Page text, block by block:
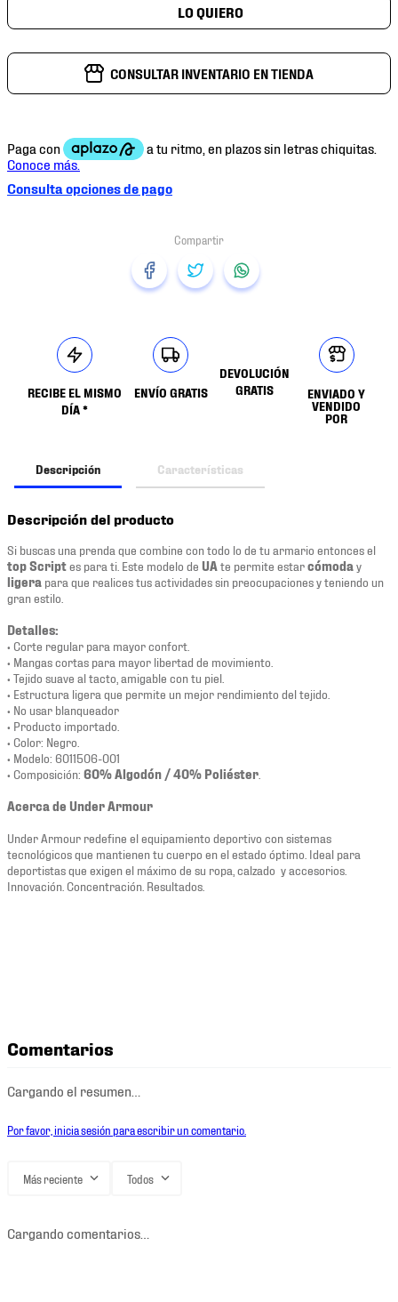
CONSULTAR INVENTARIO EN TIENDA
Consulta opciones de pago
RECIBE EL MISMO
DÍA *
ENVÍO GRATIS
DEVOLUCIÓN
GRATIS
ENVIADO Y
VENDIDO
POR
Descripción Características
Descripción del producto
Si buscas una prenda que combine con todo lo de tu armario entonces el
top Scriptes para ti. Este modelo de UA te permite estarcómoda y
ligera para que realices tus actividades sin preocupaciones y teniendo un
gran estilo.
Detalles:
• Corte regular para mayor confort.
• Mangas cortas para mayor libertad de movimiento.
• Tejido suave al tacto, amigable con tu piel.
• Estructura ligera que permite un mejor rendimiento del tejido.
• No usar blanqueador
• Producto importado.
• Color: Negro.
• Modelo: 6011506-001
• Composición: 60% Algodón / 40% Poliéster
Acerca de Under Armour
Under Armour redefine el equipamiento deportivo con sistemas
tecnológicos que mantienen tu cuerpo en el estado óptimo. Ideal para
deportistas que exigen el máximo de su ropa, calzado y accesorios.
Innovación. Concentración. Resultados.
Comentarios
Cargando el resumen…
Por favor, inicia sesión para escribir un comentario.
Más reciente Todos
Cargando comentarios…